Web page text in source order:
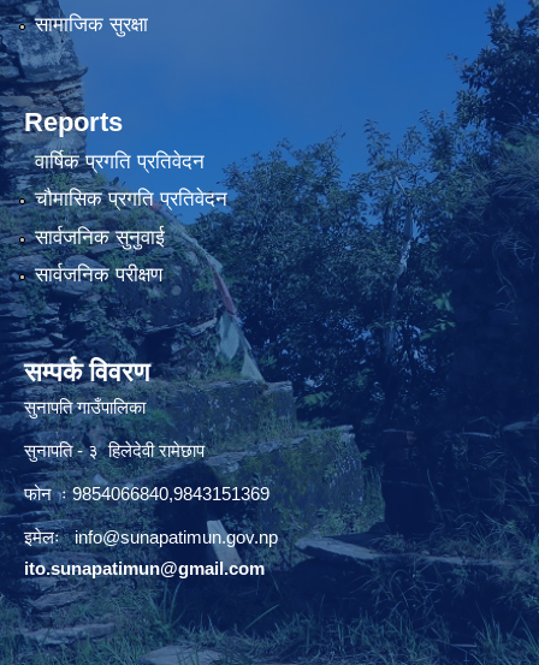
सामाजिक सुरक्षा
Reports
वार्षिक प्रगति प्रतिवेदन
चौमासिक प्रगति प्रतिवेदन
सार्वजनिक सुनुवाई
सार्वजनिक परीक्षण
सम्पर्क विवरण
सुनापति गाउँपालिका
सुनापति - ३ हिलेदेवी रामेछाप
फोन ः 9854066840,9843151369
इमेलः info@sunapatimun.gov.np
ito.sunapatimun@gmail.com